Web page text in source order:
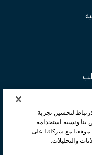
لتحسين تجربة
بنا ونسبة استخدامه.
مع شركائنا على
والتحليلات.